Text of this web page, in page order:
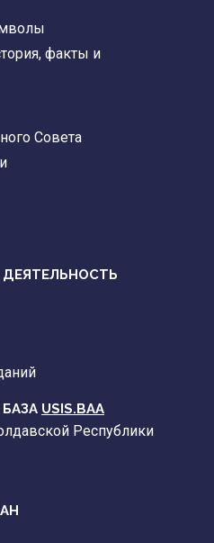
факты и
Совета
USIS.BAA
Республики